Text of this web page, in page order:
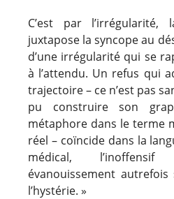
C’est par
juxtapose la syncope au
d’une irrégularité qui se
à l’attendu. Un refus qui
trajectoire – ce n’est pas
pu construire son
métaphore dans le terme
réel – coïncide dans la
médical,
évanouissement
l’hystérie. »